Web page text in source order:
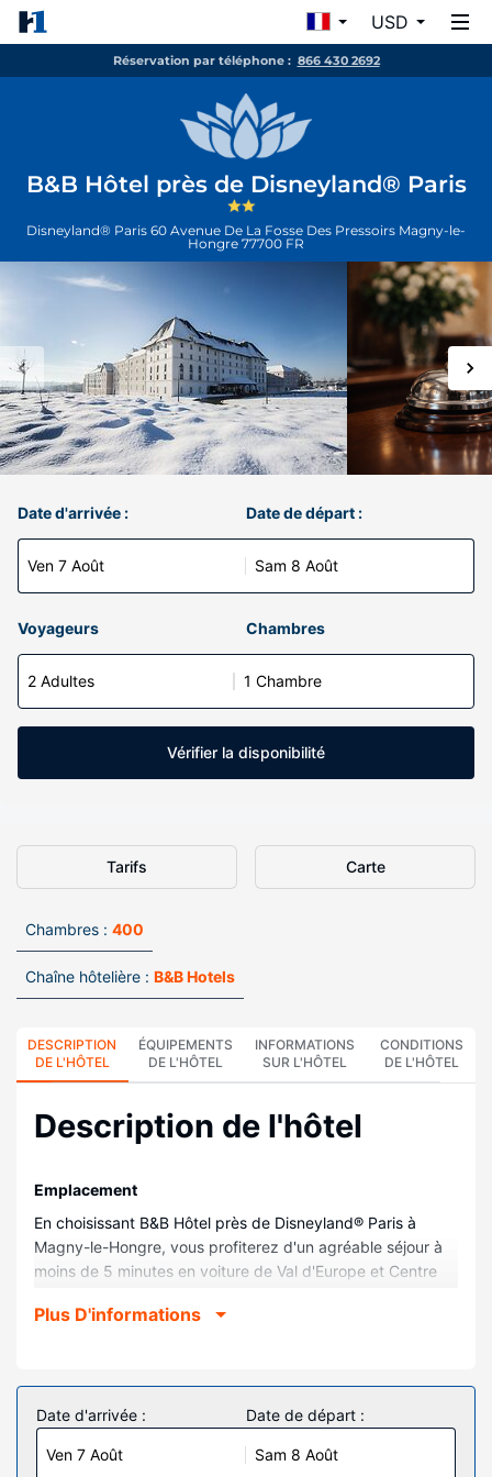
USD
Réservation par téléphone : 866 430 2692
B&B Hôtel près de Disneyland® Paris
Disneyland® Paris 60 Avenue De La Fosse Des Pressoirs Magny-le-
Hongre 77700 FR
Date d'arrivée :
Ven 7 Août
Date de départ :
Sam 8 Août
Voyageurs Chambres
2 Adultes 1 Chambre
Vérifier la disponibilité
Tarifs Carte
Chambres : 400
Chaîne hôtelière : B&B Hotels
DESCRIPTION
DE L'HÔTEL
ÉQUIPEMENTS
DE L'HÔTEL
INFORMATIONS
SUR L'HÔTEL
CONDITIONS
DE L'HÔTEL
Description de l'hôtel
Emplacement
En choisissant B&B Hôtel près de Disneyland® Paris à
Magny-le-Hongre, vous profiterez d'un agréable séjour à
moins de 5 minutes en voiture de Val d'Europe et Centre
Disneyland® Paris et à 2,4 km de Disney Village.
Les 400 chambres climatisées de l'hébergement vous
invitent à la détente et comprennent une télévision à écran
plat. L'accès Wi-Fi à Internet gratuit vous permet de rester
en contact avec le reste du monde. Les salles de bain
Plus D'informations
Date d'arrivée :
Ven 7 Août
Date de départ :
Sam 8 Août